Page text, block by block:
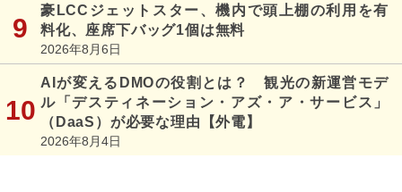
豪LCCジェットスター、機内で頭上棚の利用を有
料化、座席下バッグ1個は無料
2026年8月6日
AIが変えるDMOの役割とは？ 観光の新運営モデ
ル「デスティネーション・アズ・ア・サービス」
（DaaS）が必要な理由【外電】
2026年8月4日